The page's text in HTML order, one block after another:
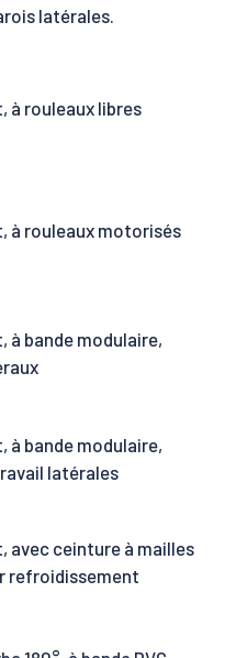
latérales.
à rouleaux libres
à rouleaux motorisés
à bande modulaire,
à bande modulaire,
latérales
avec ceinture à mailles
refroidissement